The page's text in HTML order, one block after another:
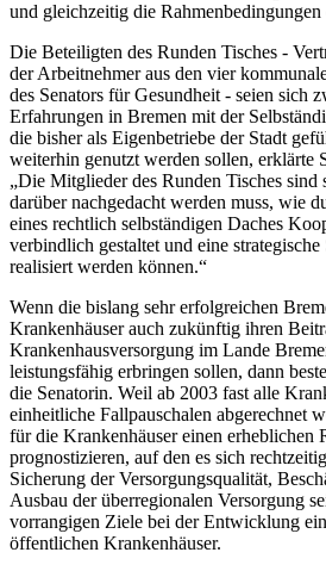
und gleichzeitig die
Die Beteiligten des Runden Tisches -
der Arbeitnehmer aus den vier
des Senators für Gesundheit - seien sich
Erfahrungen in Bremen mit der
die bisher als Eigenbetriebe der Stadt
weiterhin genutzt werden sollen, erklärte
„Die Mitglieder des Runden Tisches sind
darüber nachgedacht werden muss, wie
eines rechtlich selbständigen Daches
verbindlich gestaltet und eine
realisiert werden können.“
Wenn die bislang sehr erfolgreichen
Krankenhäuser auch zukünftig ihren
Krankenhausversorgung im Lande
leistungsfähig erbringen sollen, dann
die Senatorin. Weil ab 2003 fast alle
einheitliche Fallpauschalen abgerechnet
für die Krankenhäuser einen erheblichen
prognostizieren, auf den es sich
Sicherung der Versorgungsqualität,
Ausbau der überregionalen Versorgung
vorrangigen Ziele bei der Entwicklung
öffentlichen Krankenhäuser.